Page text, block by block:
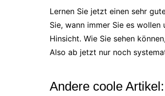
Lernen Sie jetzt einen sehr
Sie, wann immer Sie es
Hinsicht. Wie Sie sehen
Also ab jetzt nur noch
Andere coole Artikel: